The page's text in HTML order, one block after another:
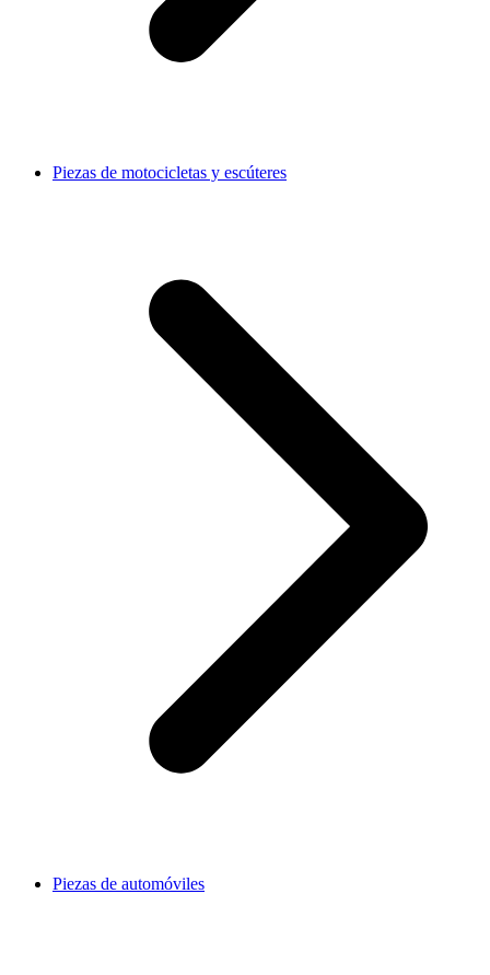
Piezas de motocicletas y escúteres
Piezas de automóviles